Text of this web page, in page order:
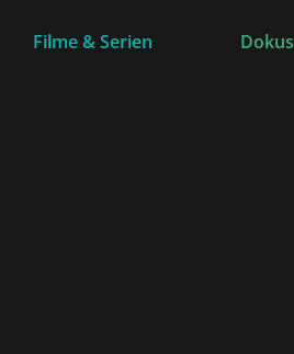
Filme & Serien Dokus